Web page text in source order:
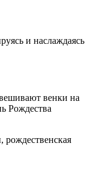
и наслаждаясь
венки на
Рождества
рождественская